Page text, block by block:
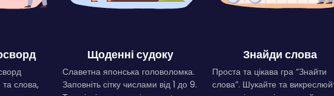
та слова,
Щоденні судоку
Славетна японська головоломка.
Заповніть сітку числами від 1 до 9.
Знайди слова
Проста та цікава гра “Знайти
слова”. Шукайте та